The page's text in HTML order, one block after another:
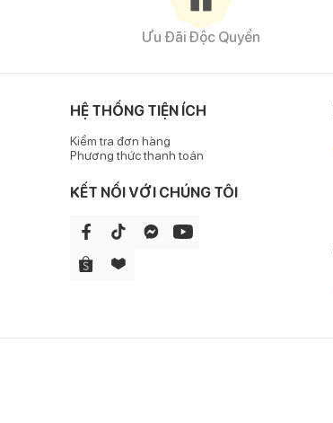
Ưu Đãi Độc Quyền
HỆ THỐNG TIỆN ÍCH
Kiểm tra đơn hàng
Phương thức thanh toán
KẾT NỐI VỚI CHÚNG TÔI